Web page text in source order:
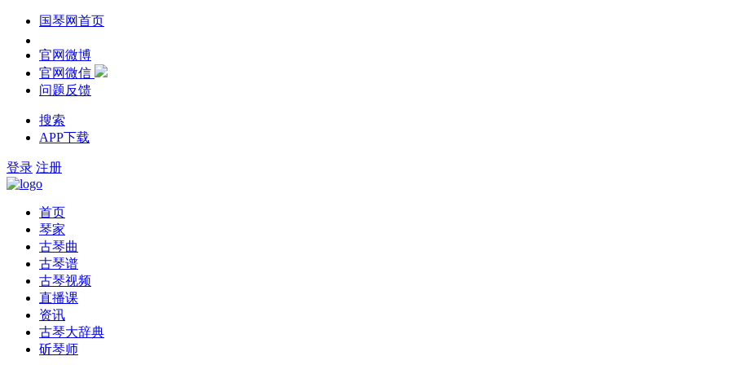
国琴网首页
官网微博
官网微信
问题反馈
搜索
APP下载
登录 注册
首页
琴家
古琴曲
古琴谱
古琴视频
直播课
资讯
古琴大辞典
斫琴师